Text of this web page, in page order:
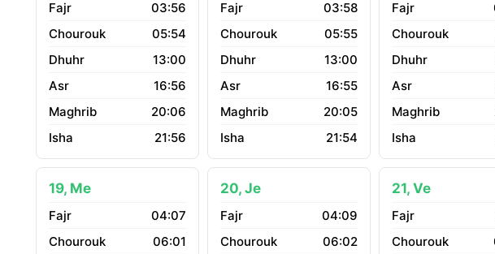
03:56
05:54
13:00
16:56
20:06
21:56
03:58
05:55
13:00
16:55
20:05
21:54
19, Me
04:07
06:01
20, Je
04:09
06:02
21, Ve